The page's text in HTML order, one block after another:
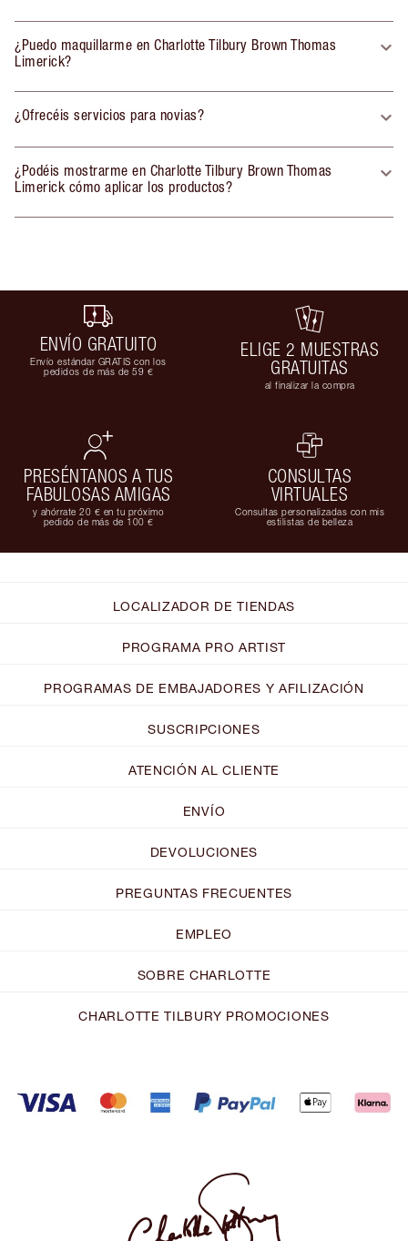
¿Puedo maquillarme en Charlotte Tilbury Brown Thomas
Limerick?
¿Ofrecéis servicios para novias?
¿Podéis mostrarme en Charlotte Tilbury Brown Thomas
Limerick cómo aplicar los productos?
ENVÍO GRATUITO
Envío estándar GRATIS con los
pedidos de más de 59 €
ELIGE 2 MUESTRAS
GRATUITAS
al finalizar la compra
PRESÉNTANOS A TUS
FABULOSAS AMIGAS
y ahórrate 20 € en tu próximo
pedido de más de 100 €
CONSULTAS
VIRTUALES
Consultas personalizadas con mis
estilistas de belleza
LOCALIZADOR DE TIENDAS
PROGRAMA PRO ARTIST
PROGRAMAS DE EMBAJADORES Y AFILIZACIÓN
SUSCRIPCIONES
ATENCIÓN AL CLIENTE
ENVÍO
DEVOLUCIONES
PREGUNTAS FRECUENTES
EMPLEO
SOBRE CHARLOTTE
CHARLOTTE TILBURY PROMOCIONES